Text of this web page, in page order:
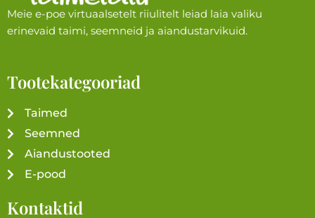
Meie e-poe virtuaalsetelt riiulitelt leiad laia valiku
erinevaid taimi, seemneid ja aiandustarvikuid.
Tootekategooriad
Taimed
Seemned
Aiandustooted
E-pood
Kontaktid